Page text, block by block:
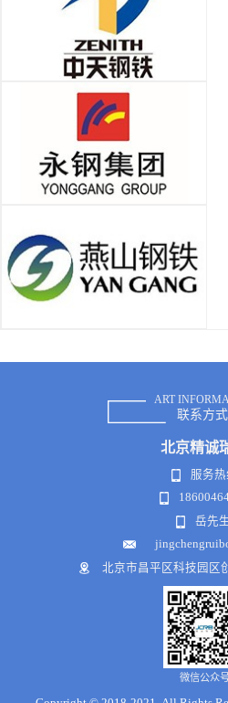
ART
联系方式
北京精诚
服务热
岳先
北京市昌平区科技园区
微信公众